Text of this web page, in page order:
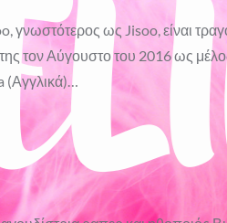
ως Jisoo, είναι
τον Αύγουστο του 2016 ως
(Αγγλικά)…